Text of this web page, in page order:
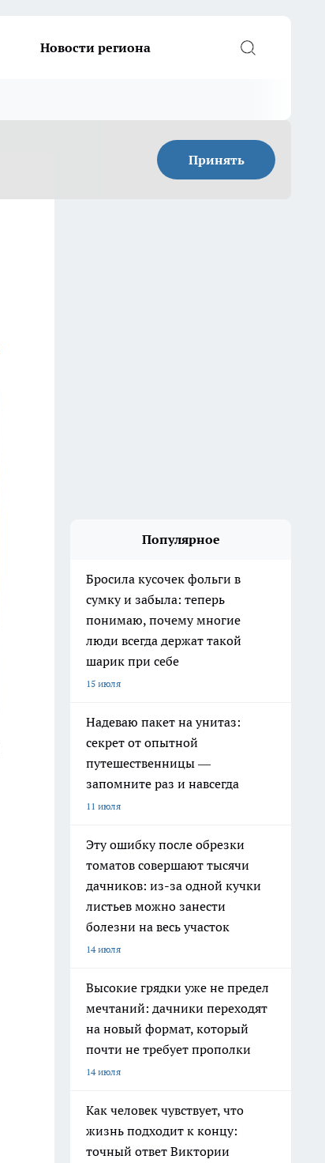
Новости региона
Принять
Популярное
Бросила кусочек фольги в
сумку и забыла: теперь
понимаю, почему многие
люди всегда держат такой
шарик при себе
15 июля
Надеваю пакет на унитаз:
секрет от опытной
путешественницы —
запомните раз и навсегда
11 июля
Эту ошибку после обрезки
томатов совершают тысячи
дачников: из-за одной кучки
листьев можно занести
болезни на весь участок
14 июля
Высокие грядки уже не предел
мечтаний: дачники переходят
на новый формат, который
почти не требует прополки
14 июля
Как человек чувствует, что
жизнь подходит к концу:
точный ответ Виктории